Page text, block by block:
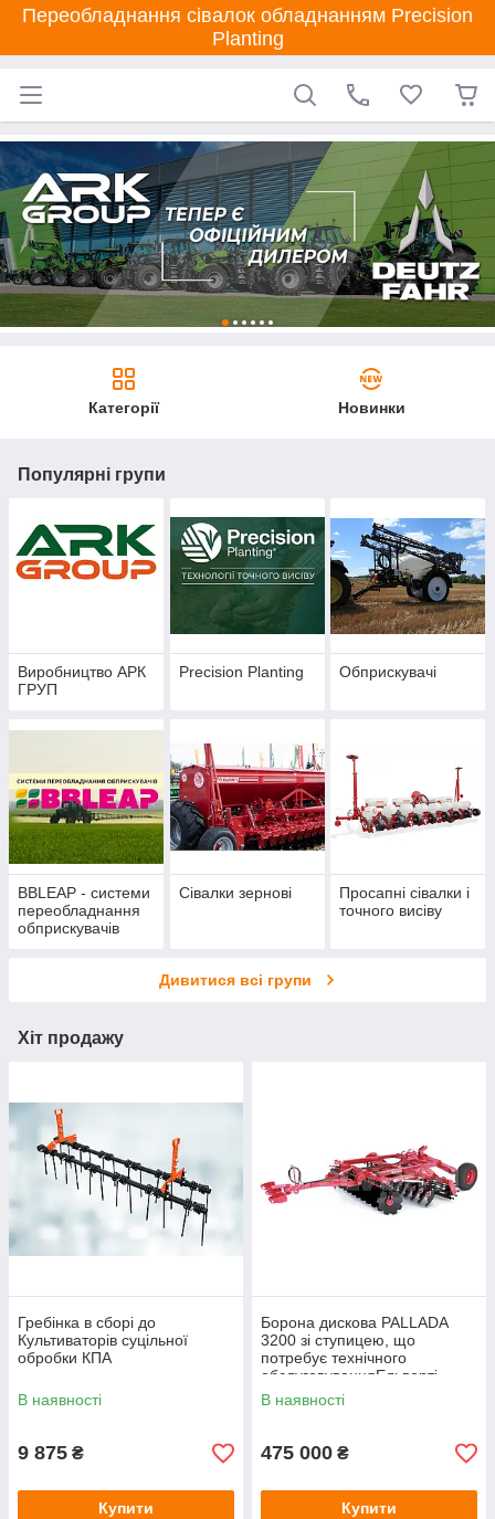
Переобладнання сівалок обладнанням Precision
Planting
Категорії Новинки
Популярні групи
Виробництво АРК
ГРУП
Precision Planting Обприскувачі
BBLEAP - cистеми
переобладнання
обприскувачів
Сівалки зернові
Просапні сівалки і
точного висіву
Дивитися всі групи
Хіт продажу
Гребінка в сборі до
Культиваторів суцільної
обробки КПА
В наявності
9 875 ₴
Купити
Борона дискова PALLADA
3200 зі ступицею, що
потребує технічного
обслуговуванняЕльворті
В наявності
475 000 ₴
Купити